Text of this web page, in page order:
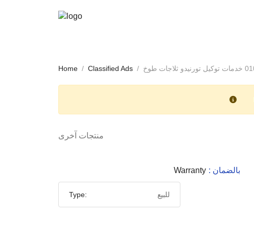
Home Classified Ads
منتجات آخرى
Warranty
: بالضمان
Type: للبيع